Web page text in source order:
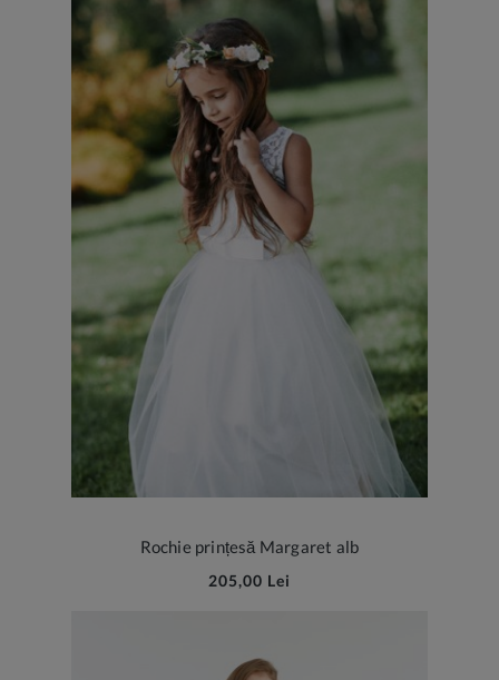
Rochie prințesă Margaret alb
205,00 Lei